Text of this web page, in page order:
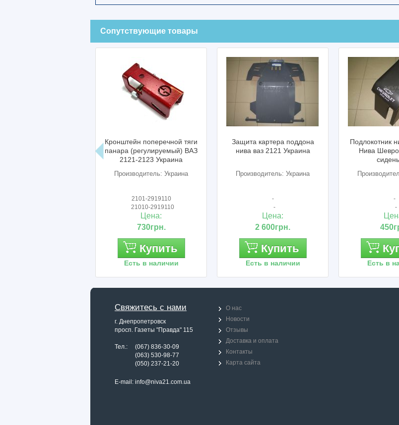
Сопутствующие товары
Кронштейн поперечной тяги
панара (регулируемый) ВАЗ
2121-2123 Украина
Защита картера поддона
нива ваз 2121 Украина
Производитель: Украина
Есть в наличии
Подлокотник нива ваз 2123
Нива Шевроле между
Производитель: Украина
Есть в наличии
Свяжитесь с нами
г. Днепропетровск
просп. Газеты "Правда" 115
Тел.: (067) 836-30-09
(063) 530-98-77
(050) 237-21-20
E-mail: info@niva21.com.ua
О нас
Новости
Отзывы
Доставка и оплата
Контакты
Карта сайта